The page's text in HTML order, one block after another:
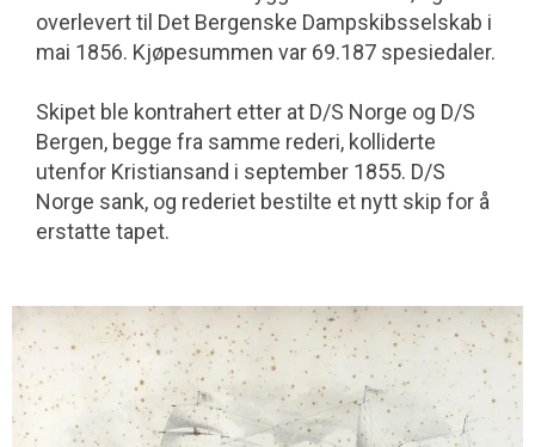
overlevert til Det Bergenske Dampskibsselskab i
mai 1856. Kjøpesummen var 69.187 spesiedaler.
Skipet ble kontrahert etter at D/S Norge og D/S
Bergen, begge fra samme rederi, kolliderte
utenfor Kristiansand i septem­ber 1855. D/S
Norge sank, og rederiet bestilte et nytt skip for å
erstatte tapet.